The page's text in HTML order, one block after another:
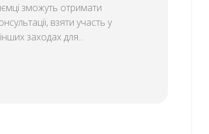
зможуть отримати
взяти участь у
заходах для...